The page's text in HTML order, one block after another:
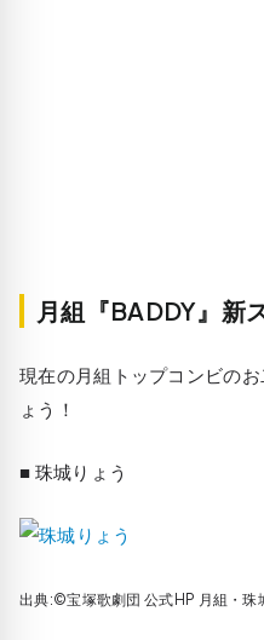
月組『BADDY』新
現在の月組トップコンビのお
ょう！
■ 珠城りょう
出典:©宝塚歌劇団 公式HP 月組・珠